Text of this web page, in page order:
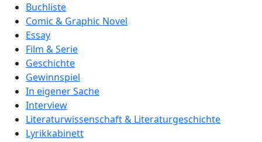
Buchliste
Comic & Graphic Novel
Essay
Film & Serie
Geschichte
Gewinnspiel
In eigener Sache
Interview
Literaturwissenschaft & Literaturgeschichte
Lyrikkabinett